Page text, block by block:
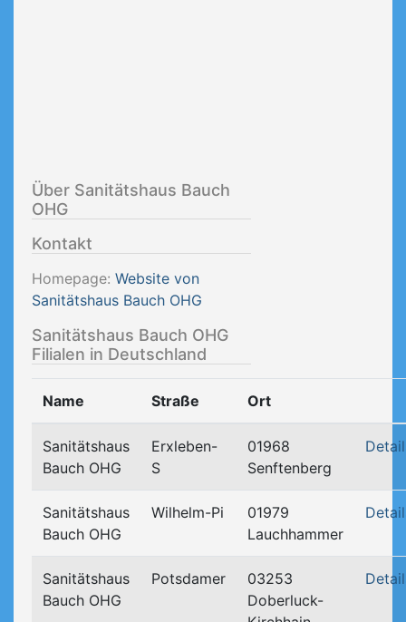
Über Sanitätshaus Bauch
OHG
Kontakt
Homepage: Website von
Sanitätshaus Bauch OHG
Sanitätshaus Bauch OHG
Filialen in Deutschland
Name Straße Ort
Sanitätshaus
Bauch OHG
Erxleben-
S
01968
Senftenberg
Sanitätshaus
Bauch OHG
Wilhelm-Pi
01979
Lauchhammer
Sanitätshaus
Bauch OHG
Potsdamer
03253
Doberluck-